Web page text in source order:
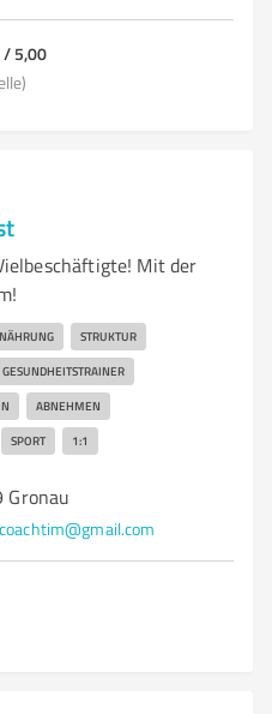
/ 5,00
Mit der
STRUKTUR
GESUNDHEITSTRAINER
ABNEHMEN
SPORT 1:1